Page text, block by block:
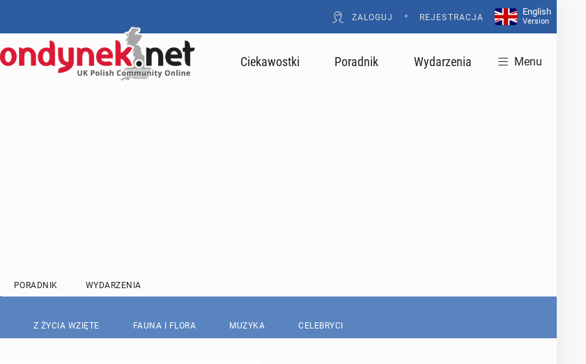
ZALOGUJ • REJESTRACJA
English
Version
Ciekawostki Poradnik Wydarzenia Menu
PORADNIK WYDARZENIA
Z ŻYCIA WZIĘTE FAUNA I FLORA MUZYKA CELEBRYCI